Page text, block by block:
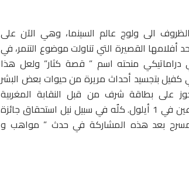
الى ولوج عالم السينما، وهي الآن على
أفلامها القصيرة التي تناولت موضوع التنمر، في
دراماتيكي منحته اسم ” قصة كثار” ولعل هذا
كفيل بتجسيد أحداث مريرة من حيوات بعض البشر
على بطاقة شرف من قبل النقابة المغربية
للفنانين المبدعين في 1 أيلول. كلٌه في سبيل نيل استحقاق جائزة
بعد هذه المشاركة في حدث ” مواهب و